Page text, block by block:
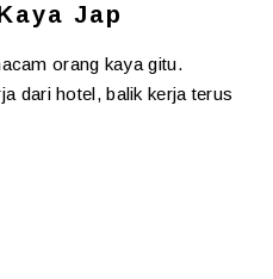
Jap
orang kaya gitu.
dari hotel, balik kerja terus